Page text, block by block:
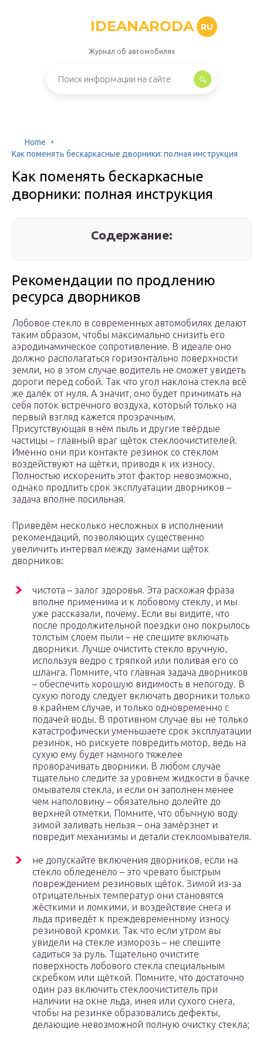
IDEANARODA RU
Журнал об автомобилях
Home
Как поменять бескаркасные дворники: полная инструкция
Как поменять бескаркасные
дворники: полная инструкция
Содержание:
Рекомендации по продлению
ресурса дворников
Лобовое стекло в современных автомобилях делают
таким образом, чтобы максимально снизить его
аэродинамическое сопротивление. В идеале оно
должно располагаться горизонтально поверхности
земли, но в этом случае водитель не сможет увидеть
дороги перед собой. Так что угол наклона стекла всё
же далёк от нуля. А значит, оно будет принимать на
себя поток встречного воздуха, который только на
первый взгляд кажется прозрачным.
Присутствующая в нём пыль и другие твёрдые
частицы – главный враг щёток стеклоочистителей.
Именно они при контакте резинок со стеклом
воздействуют на щётки, приводя к их износу.
Полностью искоренить этот фактор невозможно,
однако продлить срок эксплуатации дворников –
задача вполне посильная.
Приведём несколько несложных в исполнении
рекомендаций, позволяющих существенно
увеличить интервал между заменами щёток
дворников:
чистота – залог здоровья. Эта расхожая фраза
вполне применима и к лобовому стеклу, и мы
уже рассказали, почему. Если вы видите, что
после продолжительной поездки оно покрылось
толстым слоем пыли – не спешите включать
дворники. Лучше очистить стекло вручную,
используя ведро с тряпкой или поливая его со
шланга. Помните, что главная задача дворников
– обеспечить хорошую видимость в непогоду. В
сухую погоду следует включать дворники только
в крайнем случае, и только одновременно с
подачей воды. В противном случае вы не только
катастрофически уменьшаете срок эксплуатации
резинок, но рискуете повредить мотор, ведь на
сухую ему будет намного тяжелее
проворачивать дворники. В любом случае
тщательно следите за уровнем жидкости в бачке
омывателя стекла, и если он заполнен менее
чем наполовину – обязательно долейте до
верхней отметки. Помните, что обычную воду
зимой заливать нельзя – она замёрзнет и
повредит механизмы и детали стеклоомывателя.
не допускайте включения дворников, если на
стекло обледенело – это чревато быстрым
повреждением резиновых щёток. Зимой из-за
отрицательных температур они становятся
жёсткими и ломкими, и воздействие снега и
льда приведёт к преждевременному износу
резиновой кромки. Так что если утром вы
увидели на стекле изморозь – не спешите
садиться за руль. Тщательно очистите
поверхность лобового стекла специальным
скребком или щёткой. Помните, что достаточно
один раз включить стеклоочиститель при
наличии на окне льда, инея или сухого снега,
чтобы на резинке образовались дефекты,
делающие невозможной полную очистку стекла;